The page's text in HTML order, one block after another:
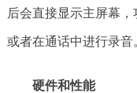
后会直接显示主屏幕
或者在通话中进行录音
硬件和性能